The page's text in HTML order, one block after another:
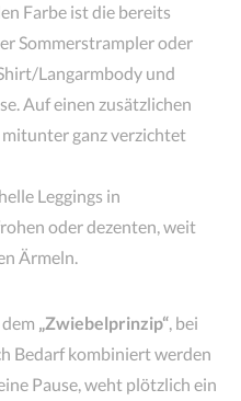
Farbe ist die bereits
Sommerstrampler oder
Langarmbody und
Auf einen zusätzlichen
ganz verzichtet
Leggings in
oder dezenten, weit
Ärmeln.
„Zwiebelprinzip“, bei
Bedarf kombiniert werden
Pause, weht plötzlich ein